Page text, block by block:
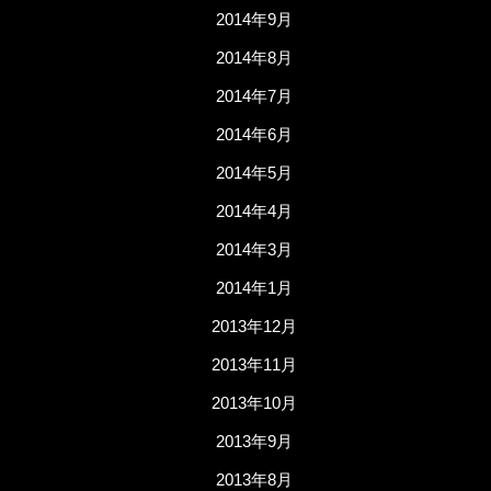
2014年9月
2014年8月
2014年7月
2014年6月
2014年5月
2014年4月
2014年3月
2014年1月
2013年12月
2013年11月
2013年10月
2013年9月
2013年8月